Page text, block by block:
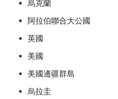
烏克蘭
阿拉伯聯合大公國
英國
美國
美國邊疆群島
烏拉圭